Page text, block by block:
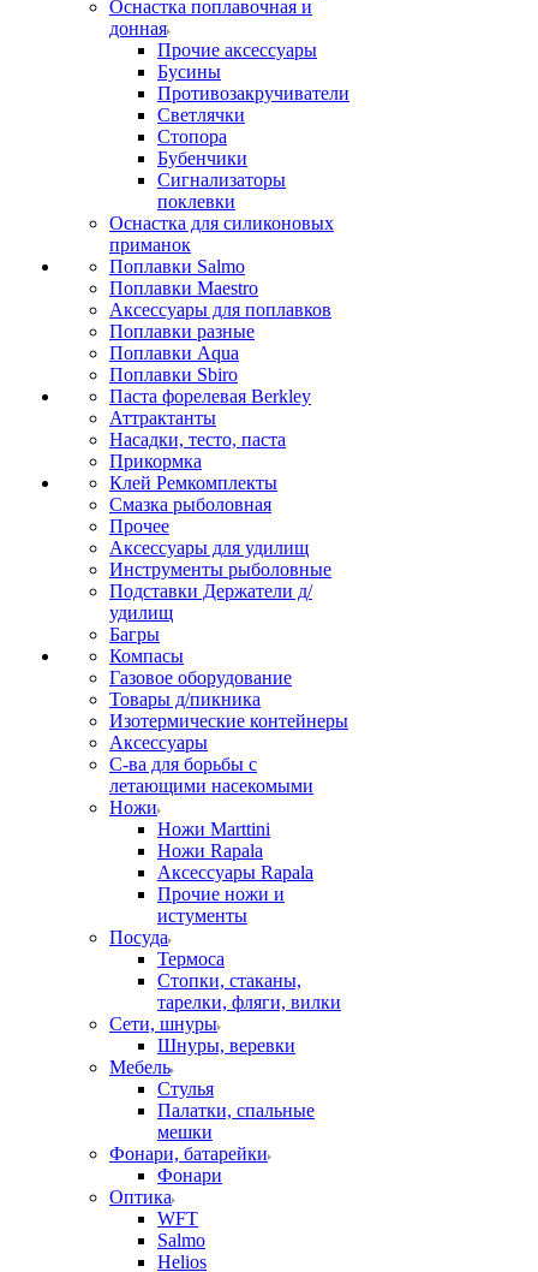
Оснастка поплавочная и
донная
Прочие аксессуары
Бусины
Противозакручиватели
Светлячки
Стопора
Бубенчики
Сигнализаторы
поклевки
Оснастка для силиконовых
приманок
Поплавки Salmo
Поплавки Maestro
Аксессуары для поплавков
Поплавки разные
Поплавки Aqua
Поплавки Sbiro
Паста форелевая Berkley
Аттрактанты
Насадки, тесто, паста
Прикормка
Клей Ремкомплекты
Смазка рыболовная
Прочее
Аксессуары для удилищ
Инструменты рыболовные
Подставки Держатели д/
удилищ
Багры
Компасы
Газовое оборудование
Товары д/пикника
Изотермические контейнеры
Аксессуары
С-ва для борьбы с
летающими насекомыми
Ножи
Ножи Marttini
Ножи Rapala
Аксессуары Rapala
Прочие ножи и
истументы
Посуда
Термоса
Стопки, стаканы,
тарелки, фляги, вилки
Сети, шнуры
Шнуры, веревки
Мебель
Стулья
Палатки, спальные
мешки
Фонари, батарейки
Фонари
Оптика
WFT
Salmo
Helios